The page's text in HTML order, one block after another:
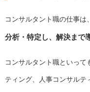
コンサルタント職の仕事は、
分析・特定し、解決まで
コンサルタント職といっ
ティング、人事コンサルテ